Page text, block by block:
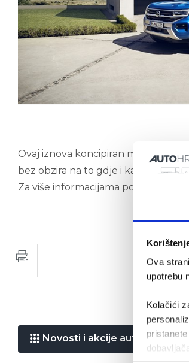
Ova
upotrebu
Kolačići
Ovaj iznova koncipiran model
bez obzira na to gdje i kada se
Za više informacijama posjetite
Novosti i akcije automobili